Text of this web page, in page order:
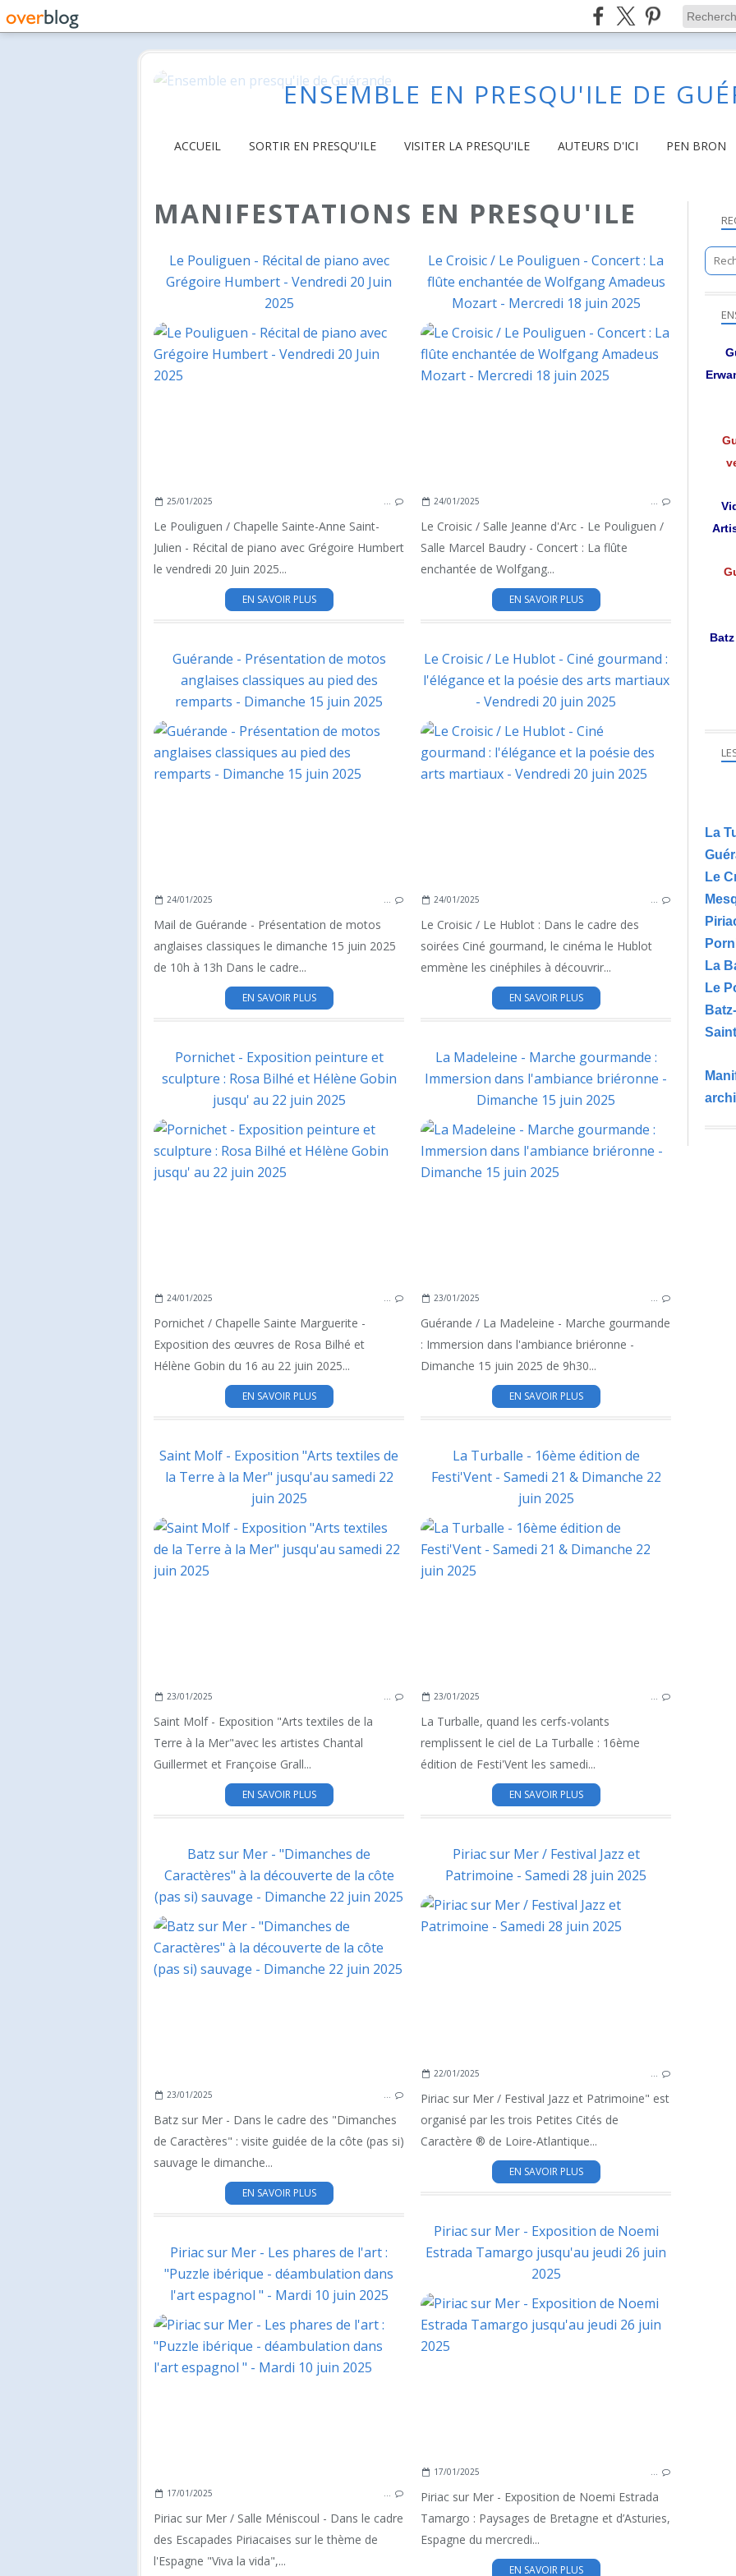
ENSEMBLE EN PRESQU'ILE DE
ACCUEIL SORTIR EN PRESQU'ILE VISITER LA PRESQU'ILE AUTEURS D'ICI PEN BRON
MANIFESTATIONS EN PRESQU'ILE
Le Pouliguen - Récital de piano avec
Grégoire Humbert - Vendredi 20 Juin
2025
MANIFESTATIONS EN PRESQU'ILE
25/01/2025 …
Le Pouliguen / Chapelle Sainte-Anne Saint-
Julien - Récital de piano avec Grégoire Humbert
le vendredi 20 Juin 2025...
EN SAVOIR PLUS
Le Croisic / Le Pouliguen - Concert : La
flûte enchantée de Wolfgang Amadeus
Mozart - Mercredi 18 juin 2025
24/01/2025 …
Le Croisic / Salle Jeanne d'Arc - Le Pouliguen /
Salle Marcel Baudry - Concert : La flûte
enchantée de Wolfgang...
EN SAVOIR PLUS
Guérande - Présentation de motos
anglaises classiques au pied des
remparts - Dimanche 15 juin 2025
MANIFESTATIONS EN PRESQU'ILE
24/01/2025 …
Mail de Guérande - Présentation de motos
anglaises classiques le dimanche 15 juin 2025
de 10h à 13h Dans le cadre...
EN SAVOIR PLUS
Le Croisic / Le Hublot - Ciné gourmand :
l'élégance et la poésie des arts martiaux
- Vendredi 20 juin 2025
24/01/2025 …
Le Croisic / Le Hublot : Dans le cadre des
soirées Ciné gourmand, le cinéma le Hublot
emmène les cinéphiles à découvrir...
EN SAVOIR PLUS
Pornichet - Exposition peinture et
sculpture : Rosa Bilhé et Hélène Gobin
jusqu' au 22 juin 2025
MANIFESTATIONS EN PRESQU'ILE
24/01/2025 …
Pornichet / Chapelle Sainte Marguerite -
Exposition des œuvres de Rosa Bilhé et
Hélène Gobin du 16 au 22 juin 2025...
EN SAVOIR PLUS
La Madeleine - Marche gourmande :
Immersion dans l'ambiance briéronne -
Dimanche 15 juin 2025
23/01/2025 …
Guérande / La Madeleine - Marche gourmande
: Immersion dans l'ambiance briéronne -
Dimanche 15 juin 2025 de 9h30...
EN SAVOIR PLUS
Saint Molf - Exposition "Arts textiles de
la Terre à la Mer" jusqu'au samedi 22
juin 2025
MANIFESTATIONS EN PRESQU'ILE
23/01/2025 …
Saint Molf - Exposition "Arts textiles de la
Terre à la Mer"avec les artistes Chantal
Guillermet et Françoise Grall...
EN SAVOIR PLUS
La Turballe - 16ème édition de
Festi'Vent - Samedi 21 & Dimanche 22
juin 2025
23/01/2025 …
La Turballe, quand les cerfs-volants
remplissent le ciel de La Turballe : 16ème
édition de Festi'Vent les samedi...
EN SAVOIR PLUS
Batz sur Mer - "Dimanches de
Caractères" à la découverte de la côte
(pas si) sauvage - Dimanche 22 juin 2025
MANIFESTATIONS EN PRESQU'ILE
23/01/2025 …
Batz sur Mer - Dans le cadre des "Dimanches
de Caractères" : visite guidée de la côte (pas si)
sauvage le dimanche...
EN SAVOIR PLUS
Piriac sur Mer / Festival Jazz et
Patrimoine - Samedi 28 juin 2025
22/01/2025 …
Piriac sur Mer / Festival Jazz et Patrimoine" est
organisé par les trois Petites Cités de
Caractère ® de Loire-Atlantique...
EN SAVOIR PLUS
Piriac sur Mer - Exposition de Noemi
Estrada Tamargo jusqu'au jeudi 26 juin
2025
17/01/2025 …
Piriac sur Mer - Exposition de Noemi Estrada
Tamargo : Paysages de Bretagne et d’Asturies,
Espagne du mercredi...
EN SAVOIR PLUS
Piriac sur Mer - Les phares de l'art :
"Puzzle ibérique - déambulation dans
l'art espagnol " - Mardi 10 juin 2025
MANIFESTATIONS EN PRESQU'ILE
17/01/2025 …
Piriac sur Mer / Salle Méniscoul - Dans le cadre
des Escapades Piriacaises sur le thème de
l'Espagne "Viva la vida",...
La
Le
La
Le